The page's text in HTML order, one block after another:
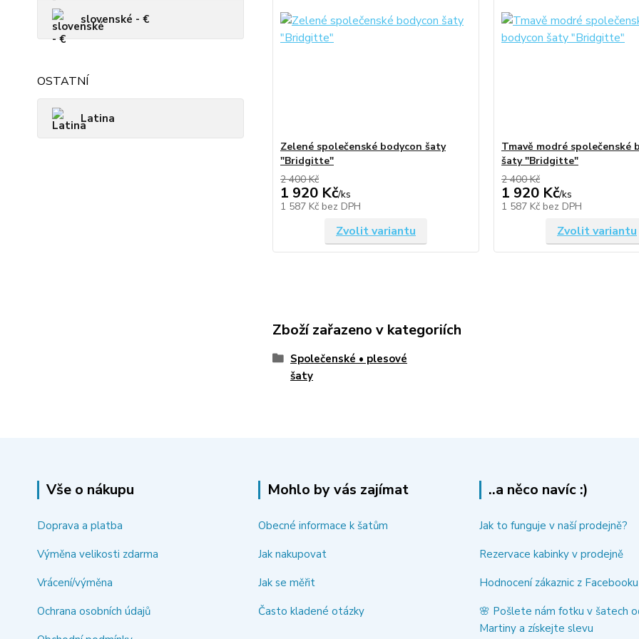
slovenské - €
OSTATNÍ
Latina
Zelené společenské bodycon šaty
"Bridgitte"
2 400 Kč
1 920 Kč/ks
1 587 Kč bez DPH
Zvolit variantu
Tmavě modré společenské
šaty "Bridgitte"
2 400 Kč
1 920 Kč/ks
1 587 Kč bez DPH
Zvolit variantu
Zboží zařazeno v kategoriích
Společenské • plesové
šaty
Vše o nákupu
Doprava a platba
Výměna velikosti zdarma
Vrácení/výměna
Ochrana osobních údajů
Mohlo by vás zajímat
Obecné informace k šatům
Jak nakupovat
Jak se měřit
Často kladené otázky
..a něco navíc :)
Jak to funguje v naší prodejně?
Rezervace kabinky v prodejně
Hodnocení zákaznic z Facebooku
🌸 Pošlete nám fotku v šatech
Martiny a získejte slevu